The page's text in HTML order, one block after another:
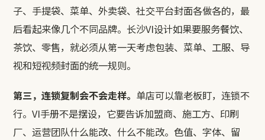
子、手提袋、菜单、外卖袋、社交平台封面各做各的，最
后看起来像几个不同品牌。长沙VI设计如果要服务餐饮、
茶饮、零售，就必须从第一天考虑包装、菜单、工服、导
视和短视频封面的统一规则。
第三，连锁复制会不会走样。 单店可以靠老板盯，连锁不
行。VI手册不是摆设，它要告诉加盟商、施工方、印刷
厂、运营团队什么能改、什么不能改。色值、字体、留